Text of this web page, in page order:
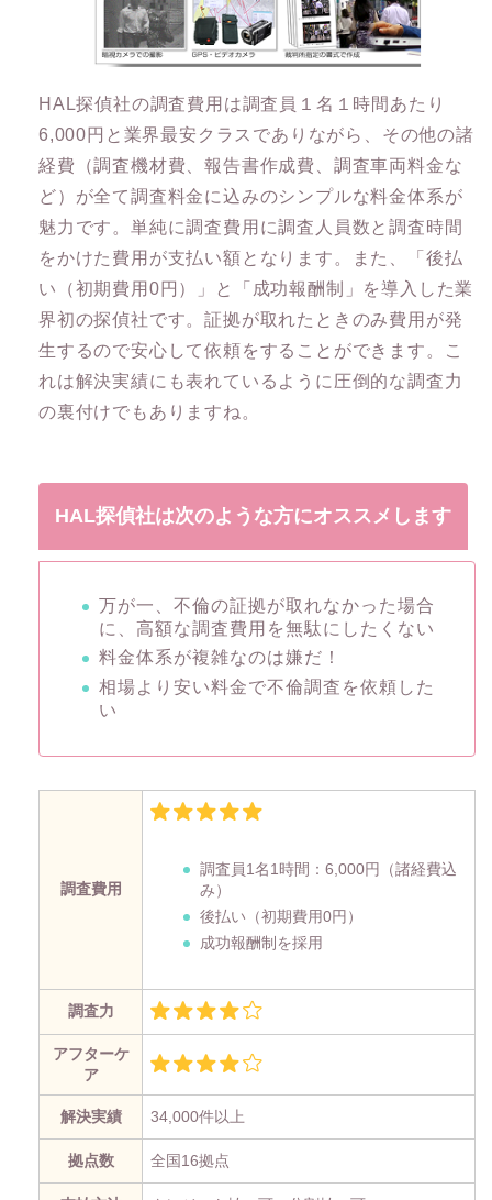
HAL探偵社の調査費用は調査員１名１時間あたり
6,000円と業界最安クラスでありながら、その他の諸
経費（調査機材費、報告書作成費、調査車両料金な
ど）が全て調査料金に込みのシンプルな料金体系が
魅力です。単純に調査費用に調査人員数と調査時間
をかけた費用が支払い額となります。また、「後払
い（初期費用0円）」と「成功報酬制」を導入した業
界初の探偵社です。証拠が取れたときのみ費用が発
生するので安心して依頼をすることができます。こ
れは解決実績にも表れているように圧倒的な調査力
の裏付けでもありますね。
HAL探偵社は次のような方にオススメします
万が一、不倫の証拠が取れなかった場合
に、高額な調査費用を無駄にしたくない
料金体系が複雑なのは嫌だ！
相場より安い料金で不倫調査を依頼した
い
調査費用
調査員1名1時間： 6,000円
（諸経費込
み）
後払い（初期費用0円）
成功報酬制を採用
調査力
アフターケ
ア
解決実績 34,000件以上
拠点数 全国16拠点